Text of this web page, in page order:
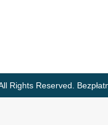
Rights Reserved.